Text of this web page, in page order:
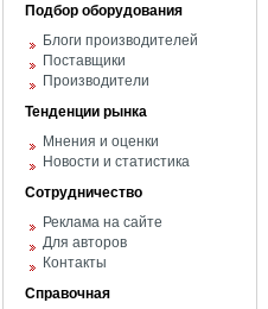
Подбор оборудования
Блоги производителей
Поставщики
Производители
Тенденции рынка
Мнения и оценки
Новости и статистика
Сотрудничество
Реклама на сайте
Для авторов
Контакты
Справочная